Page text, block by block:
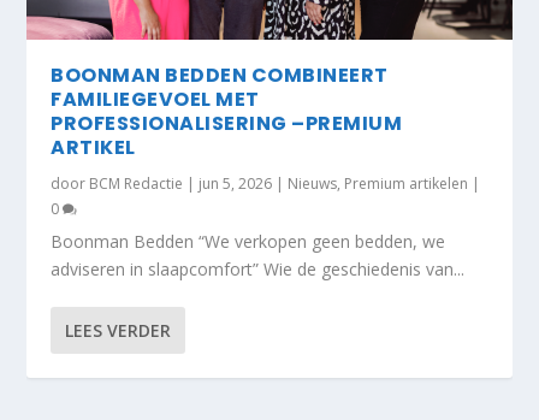
BOONMAN BEDDEN COMBINEERT
FAMILIEGEVOEL MET
PROFESSIONALISERING –PREMIUM
ARTIKEL
door BCM Redactie | jun 5, 2026 | Nieuws, Premium artikelen |
0
Boonman Bedden “We verkopen geen bedden, we
adviseren in slaapcomfort” Wie de geschiedenis van...
LEES VERDER